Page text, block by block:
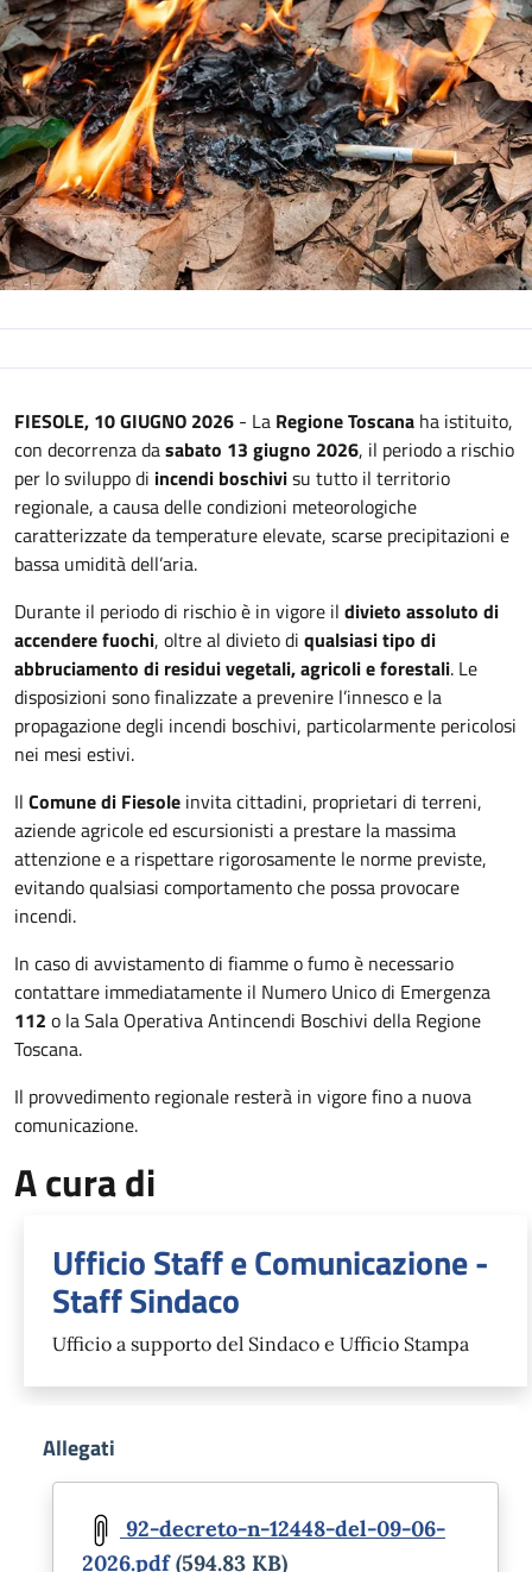
Descrizione
FIESOLE, 10 GIUGNO 2026 - La Regione Toscana ha istituito,
con decorrenza dasabato 13 giugno 2026, il periodo a rischio
per lo sviluppo di incendi boschivisu tutto il territorio
regionale, a causa delle condizioni meteorologiche
caratterizzate da temperature elevate, scarse precipitazioni e
bassa umidità dell’aria.
Durante il periodo di rischio è in vigore il divieto assoluto di
accendere fuochi, oltre al divieto di qualsiasi tipo di
abbruciamento di residui vegetali, agricoli e forestali. Le
disposizioni sono finalizzate a prevenire l’innesco e la
propagazione degli incendi boschivi, particolarmente pericolosi
nei mesi estivi.
Il Comune di Fiesole invita cittadini, proprietari di terreni,
aziende agricole ed escursionisti a prestare la massima
attenzione e a rispettare rigorosamente le norme previste,
evitando qualsiasi comportamento che possa provocare
incendi.
In caso di avvistamento di fiamme o fumo è necessario
contattare immediatamente il Numero Unico di Emergenza
112 o la Sala Operativa Antincendi Boschivi della Regione
Toscana.
Il provvedimento regionale resterà in vigore fino a nuova
comunicazione.
A cura di
Ufficio Staff e Comunicazione -
Staff Sindaco
Ufficio a supporto del Sindaco e Ufficio Stampa
Allegati
92-decreto-n-12448-del-09-06-
2026.pdf(594.83 KB)